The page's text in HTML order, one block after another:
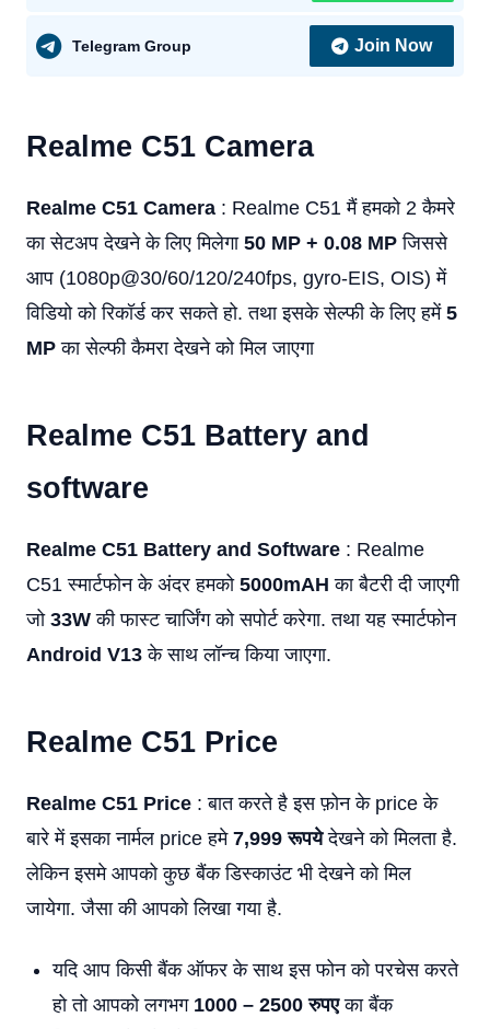
Telegram Group Join Now
Realme C51 Camera
Realme C51 Camera : Realme C51 मैं हमको 2 कैमरे
का सेटअप देखने के लिए मिलेगा 50 MP + 0.08 MP जिससे
आप (1080p@30/60/120/240fps, gyro-EIS, OIS) में
विडियो को रिकॉर्ड कर सकते हो. तथा इसके सेल्फी के लिए हमें 5
MP का सेल्फी कैमरा देखने को मिल जाएगा
Realme C51 Battery and
software
Realme C51 Battery and Software : Realme
C51 स्मार्टफोन के अंदर हमको 5000mAH का बैटरी दी जाएगी
जो 33W की फास्ट चार्जिंग को सपोर्ट करेगा. तथा यह स्मार्टफोन
Android V13 के साथ लॉन्च किया जाएगा.
Realme C51 Price
Realme C51 Price : बात करते है इस फ़ोन के price के
बारे में इसका नार्मल price हमे 7,999 रूपयेदेखने को मिलता है.
लेकिन इसमे आपको कुछ बैंक डिस्काउंट भी देखने को मिल
जायेगा. जैसा की आपको लिखा गया है.
यदि आप किसी बैंक ऑफर के साथ इस फोन को परचेस करते
हो तो आपको लगभग 1000 – 2500 रुपएका बैंक